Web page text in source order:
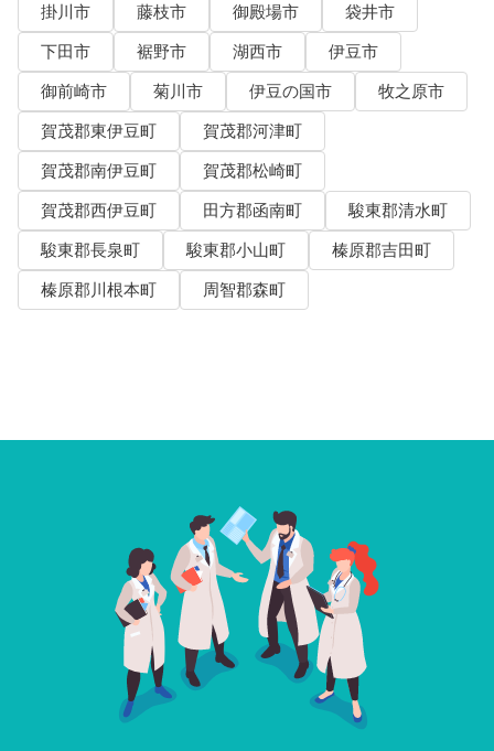
掛川市
藤枝市 御殿場市
袋井市
下田市
裾野市 湖西市
伊豆市
御前崎市
菊川市 伊豆の国市
牧之原市
賀茂郡東伊豆町
賀茂郡河津町
賀茂郡南伊豆町
賀茂郡松崎町
賀茂郡西伊豆町
田方郡函南町
駿東郡清水町
駿東郡長泉町
駿東郡小山町
榛原郡吉田町
榛原郡川根本町
周智郡森町